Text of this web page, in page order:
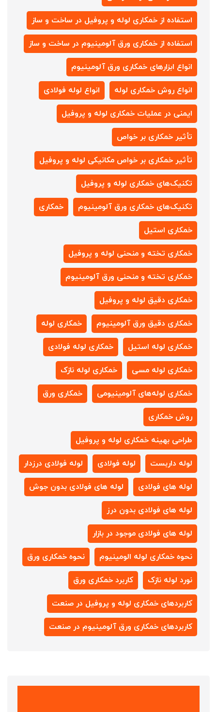
استفاده از خمکاری لوله و پروفیل در ساخت و ساز
استفاده از خمکاری ورق آلومینیوم در ساخت و ساز
انواع ابزارهای خمکاری ورق آلومینیوم
انواع روش خمکاری لوله انواع لوله فولادی
ایمنی در عملیات خمکاری لوله و پروفیل
تأثیر خمکاری بر خواص
تأثیر خمکاری بر خواص مکانیکی لوله و پروفیل
تکنیک‌های خمکاری لوله و پروفیل
تکنیک‌های خمکاری ورق آلومینیوم خمکاری
خمکاری استیل
خمکاری تخته و منحنی لوله و پروفیل
خمکاری تخته و منحنی ورق آلومینیوم
خمکاری دقیق لوله و پروفیل
خمکاری دقیق ورق آلومینیوم خمکاری لوله
خمکاری لوله استیل خمکاری لوله فولادی
خمکاری لوله مسی خمکاری لوله نازک
خمکاری لوله‌های آلومینیومی خمکاری ورق
روش خمکاری
طراحی بهینه خمکاری لوله و پروفیل
لوله داربست لوله فولادی لوله فولادی درزدار
لوله های فولادی لوله های فولادی بدون جوش
لوله های فولادی بدون درز
لوله های فولادی موجود در بازار
نحوه خمکاری لوله الومینیوم نحوه خمکاری ورق
نورد لوله نازک کاربرد خمکاری ورق
کاربردهای خمکاری لوله و پروفیل در صنعت
کاربردهای خمکاری ورق آلومینیوم در صنعت